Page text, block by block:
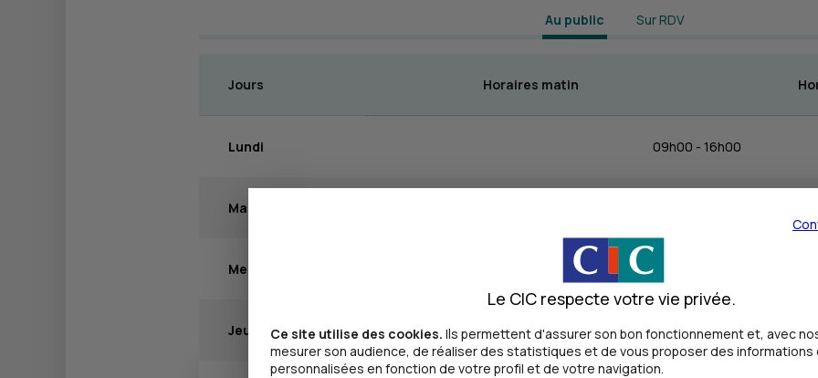
Au public Sur RDV
Jours Horaires matin
Lundi 09h00 - 16h00
Mardi
Mercredi 09h00 - 16h00
Jeudi 09h00 - 16h00
Le CIC respecte votre vie privée.
Ce site utilise des cookies. Ils permettent d'assurer son bon fonctionnement et, avec
mesurer son audience, de réaliser des statistiques et de vous proposer des informations
personnalisées en fonction de votre profil et de votre navigation.